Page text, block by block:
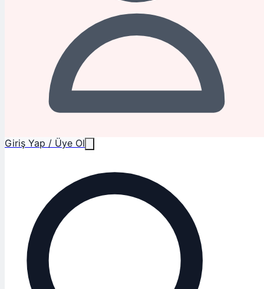
Giriş Yap / Üye Ol